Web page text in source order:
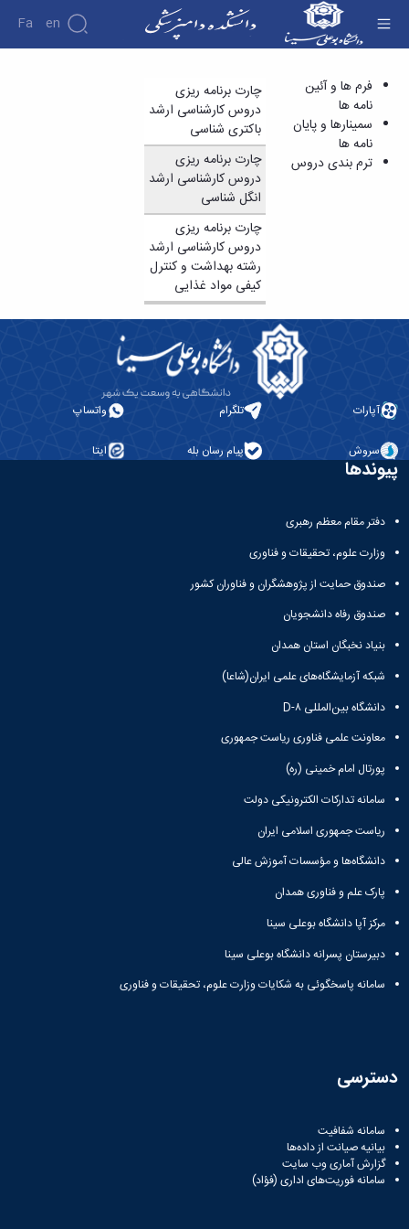
Fa En
دانشکده
درباره
دانشکده
تاریخچه
ریاست
معاونت
تحصیلات
ترم بندی دروس - دانشکده دامپزشکی
فرم ها و آئین
نامه ها
سمینارها و پایان
نامه ها
ترم بندی دروس
چارت برنامه ریزی
دروس کارشناسی ارشد
باکتری شناسی
چارت برنامه ریزی
دروس کارشناسی ارشد
انگل شناسی
چارت برنامه ریزی
دروس کارشناسی ارشد
رشته بهداشت و کنترل
کیفی مواد غذایی
آپارات تلگرام واتساپ
سروش پیام رسان بله ایتا
پیوندها
دفتر مقام معظم رهبری
وزارت علوم، تحقیقات و فناوری
صندوق حمایت از پژوهشگران و فناوران کشور
صندوق رفاه دانشجویان
بنیاد نخبگان استان همدان
شبکه آزمایشگاه‌های علمی ایران(شاعا)
دانشگاه بین‌المللی D-۸
معاونت علمی فناوری ریاست جمهوری
پورتال امام خمینی (ره)
سامانه تدارکات الکترونیکی دولت
ریاست جمهوری اسلامی ایران
دانشگاه‌ها و مؤسسات آموزش عالی
پارک علم و فناوری همدان
مرکز آپا دانشگاه بوعلی سینا
دبیرستان پسرانه دانشگاه بوعلی سینا
سامانه پاسخگوئی به شکایات وزارت علوم، تحقیقات و فناوری
دسترسی
سامانه شفافیت
بیانیه صیانت از داده‌ها
گزارش آماری وب‌ سایت
سامانه فوریت‌های اداری (فؤاد)